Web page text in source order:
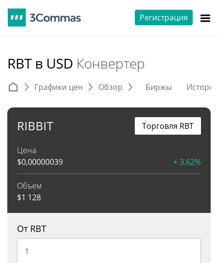
Регистрация
RBT в USD Конвертер
Графики цен Обзор Биржы
RIBBIT
Цена
$0,00000039 + 3.62%
Объем
$1 128
Торговля RBT
От RBT